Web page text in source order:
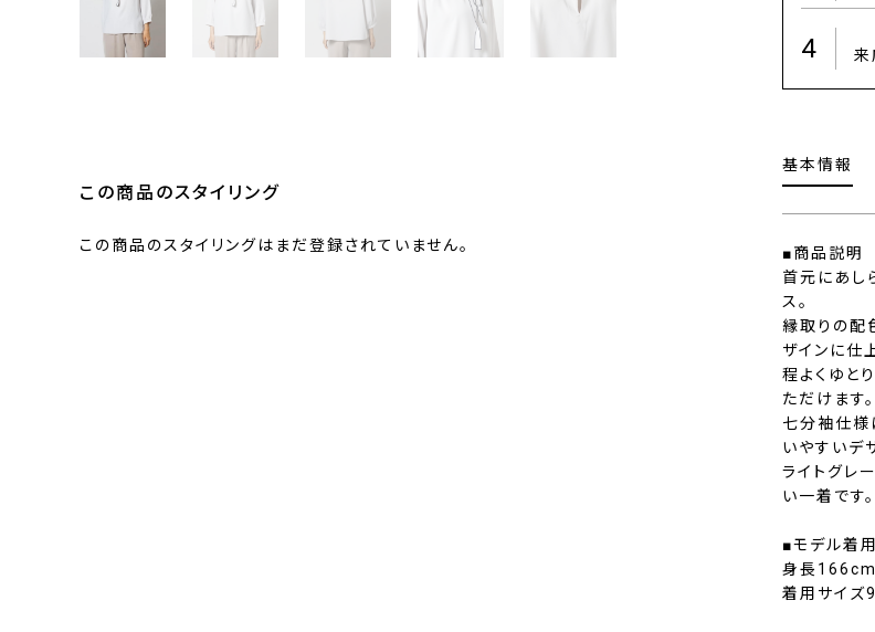
4 来
基本情報
■商品説明
首元にあし
ス。
縁取りの配
ザインに仕
程よくゆと
ただけます。
七分袖仕様
いやすいデ
ライトグレ
い一着です。
■モデル着
身長166cm
着用サイズ
この商品のスタイリング
この商品のスタイリングはまだ登録されていません。